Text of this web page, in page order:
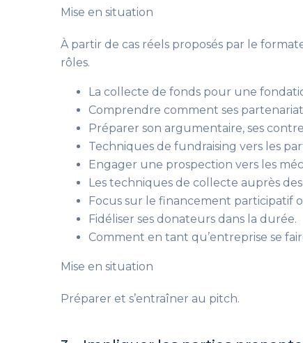
Mise en situation
À partir de cas réels proposés par le
rôles.
La collecte de fonds pour une
Comprendre comment ses
Préparer son argumentaire, ses
Techniques de fundraising vers les
Engager une prospection vers les
Les techniques de collecte auprès
Focus sur le financement participatif
Fidéliser ses donateurs dans la durée.
Comment en tant qu’entreprise se
Mise en situation
Préparer et s’entraîner au pitch.